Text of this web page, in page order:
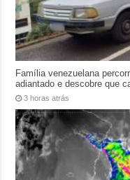
Família venezuelana
adiantado e descobre que
3 horas atrás